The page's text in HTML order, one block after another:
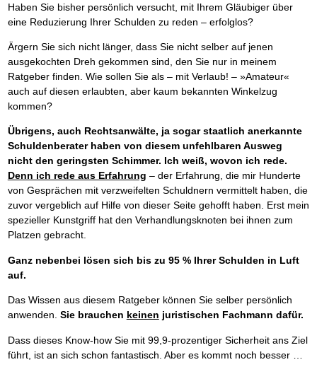
Haben Sie bisher persönlich versucht, mit Ihrem Gläubiger über
eine Reduzierung Ihrer Schulden zu reden – erfolglos?
Ärgern Sie sich nicht länger, dass Sie nicht selber auf jenen
ausgekochten Dreh gekommen sind, den Sie nur in meinem
Ratgeber finden. Wie sollen Sie als – mit Verlaub! – »Amateur«
auch auf diesen erlaubten, aber kaum bekannten Winkelzug
kommen?
Übrigens, auch Rechtsanwälte, ja sogar staatlich anerkannte
Schuldenberater haben von diesem unfehlbaren Ausweg
nicht den geringsten Schimmer. Ich weiß, wovon ich rede.
Denn ich rede aus Erfahrung – der Erfahrung, die mir Hunderte
von Gesprächen mit verzweifelten Schuldnern vermittelt haben, die
zuvor vergeblich auf Hilfe von dieser Seite gehofft haben. Erst mein
spezieller Kunstgriff hat den Verhandlungsknoten bei ihnen zum
Platzen gebracht.
Ganz nebenbei lösen sich bis zu 95 % Ihrer Schulden in Luft
auf.
Das Wissen aus diesem Ratgeber können Sie selber persönlich
anwenden. Sie brauchen keinen juristischen Fachmann dafür.
Dass dieses Know-how Sie mit 99,9-prozentiger Sicherheit ans Ziel
führt, ist an sich schon fantastisch. Aber es kommt noch besser …